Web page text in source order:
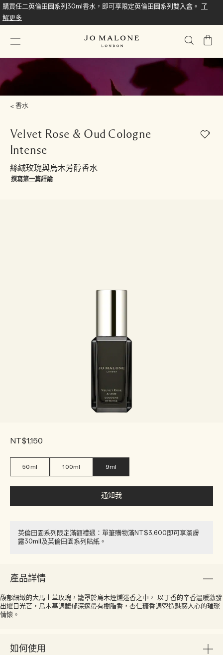
購買任二英倫田園系列30ml香水，即可享限定英倫田園系列雙入盒。
了
解更多
我
香水
Velvet Rose & Oud Cologne
Intense
絲絨玫瑰與烏木芳醇香水
撰寫第一篇評論
NT$1,150
50ml 100ml 9ml
通知我
英倫田園系列限定滿額禮遇：單筆購物滿NT$3,600即可享潔膚
露30ml​l​​及英倫田園系列貼紙​。
產品詳情
馥郁細緻的大馬士革玫瑰，籠罩於烏木煙燻迷香之中， 以丁香的辛香溫暖激發
出燿目光芒，烏木基調馥郁深邃帶有樹脂香，杏仁糖香調營造魅惑人心的璀璨
情懷。
如何使用